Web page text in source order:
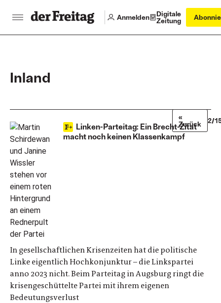
Anmelden
Digitale
Zeitung
Inland
Linken-Parteitag: Ein Brecht-Zitat
macht noch keinen Klassenkampf
In gesellschaftlichen Krisenzeiten hat die politische
Linke eigentlich Hochkonjunktur – die Linkspartei
anno 2023 nicht. Beim Parteitag in Augsburg ringt die
krisengeschüttelte Partei mit ihrem eigenen
Bedeutungsverlust
«
Zurück
2/